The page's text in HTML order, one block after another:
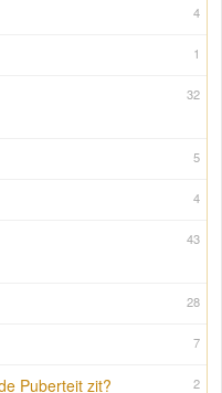
4
1
32
5
4
43
28
7
2
Puberteit zit?